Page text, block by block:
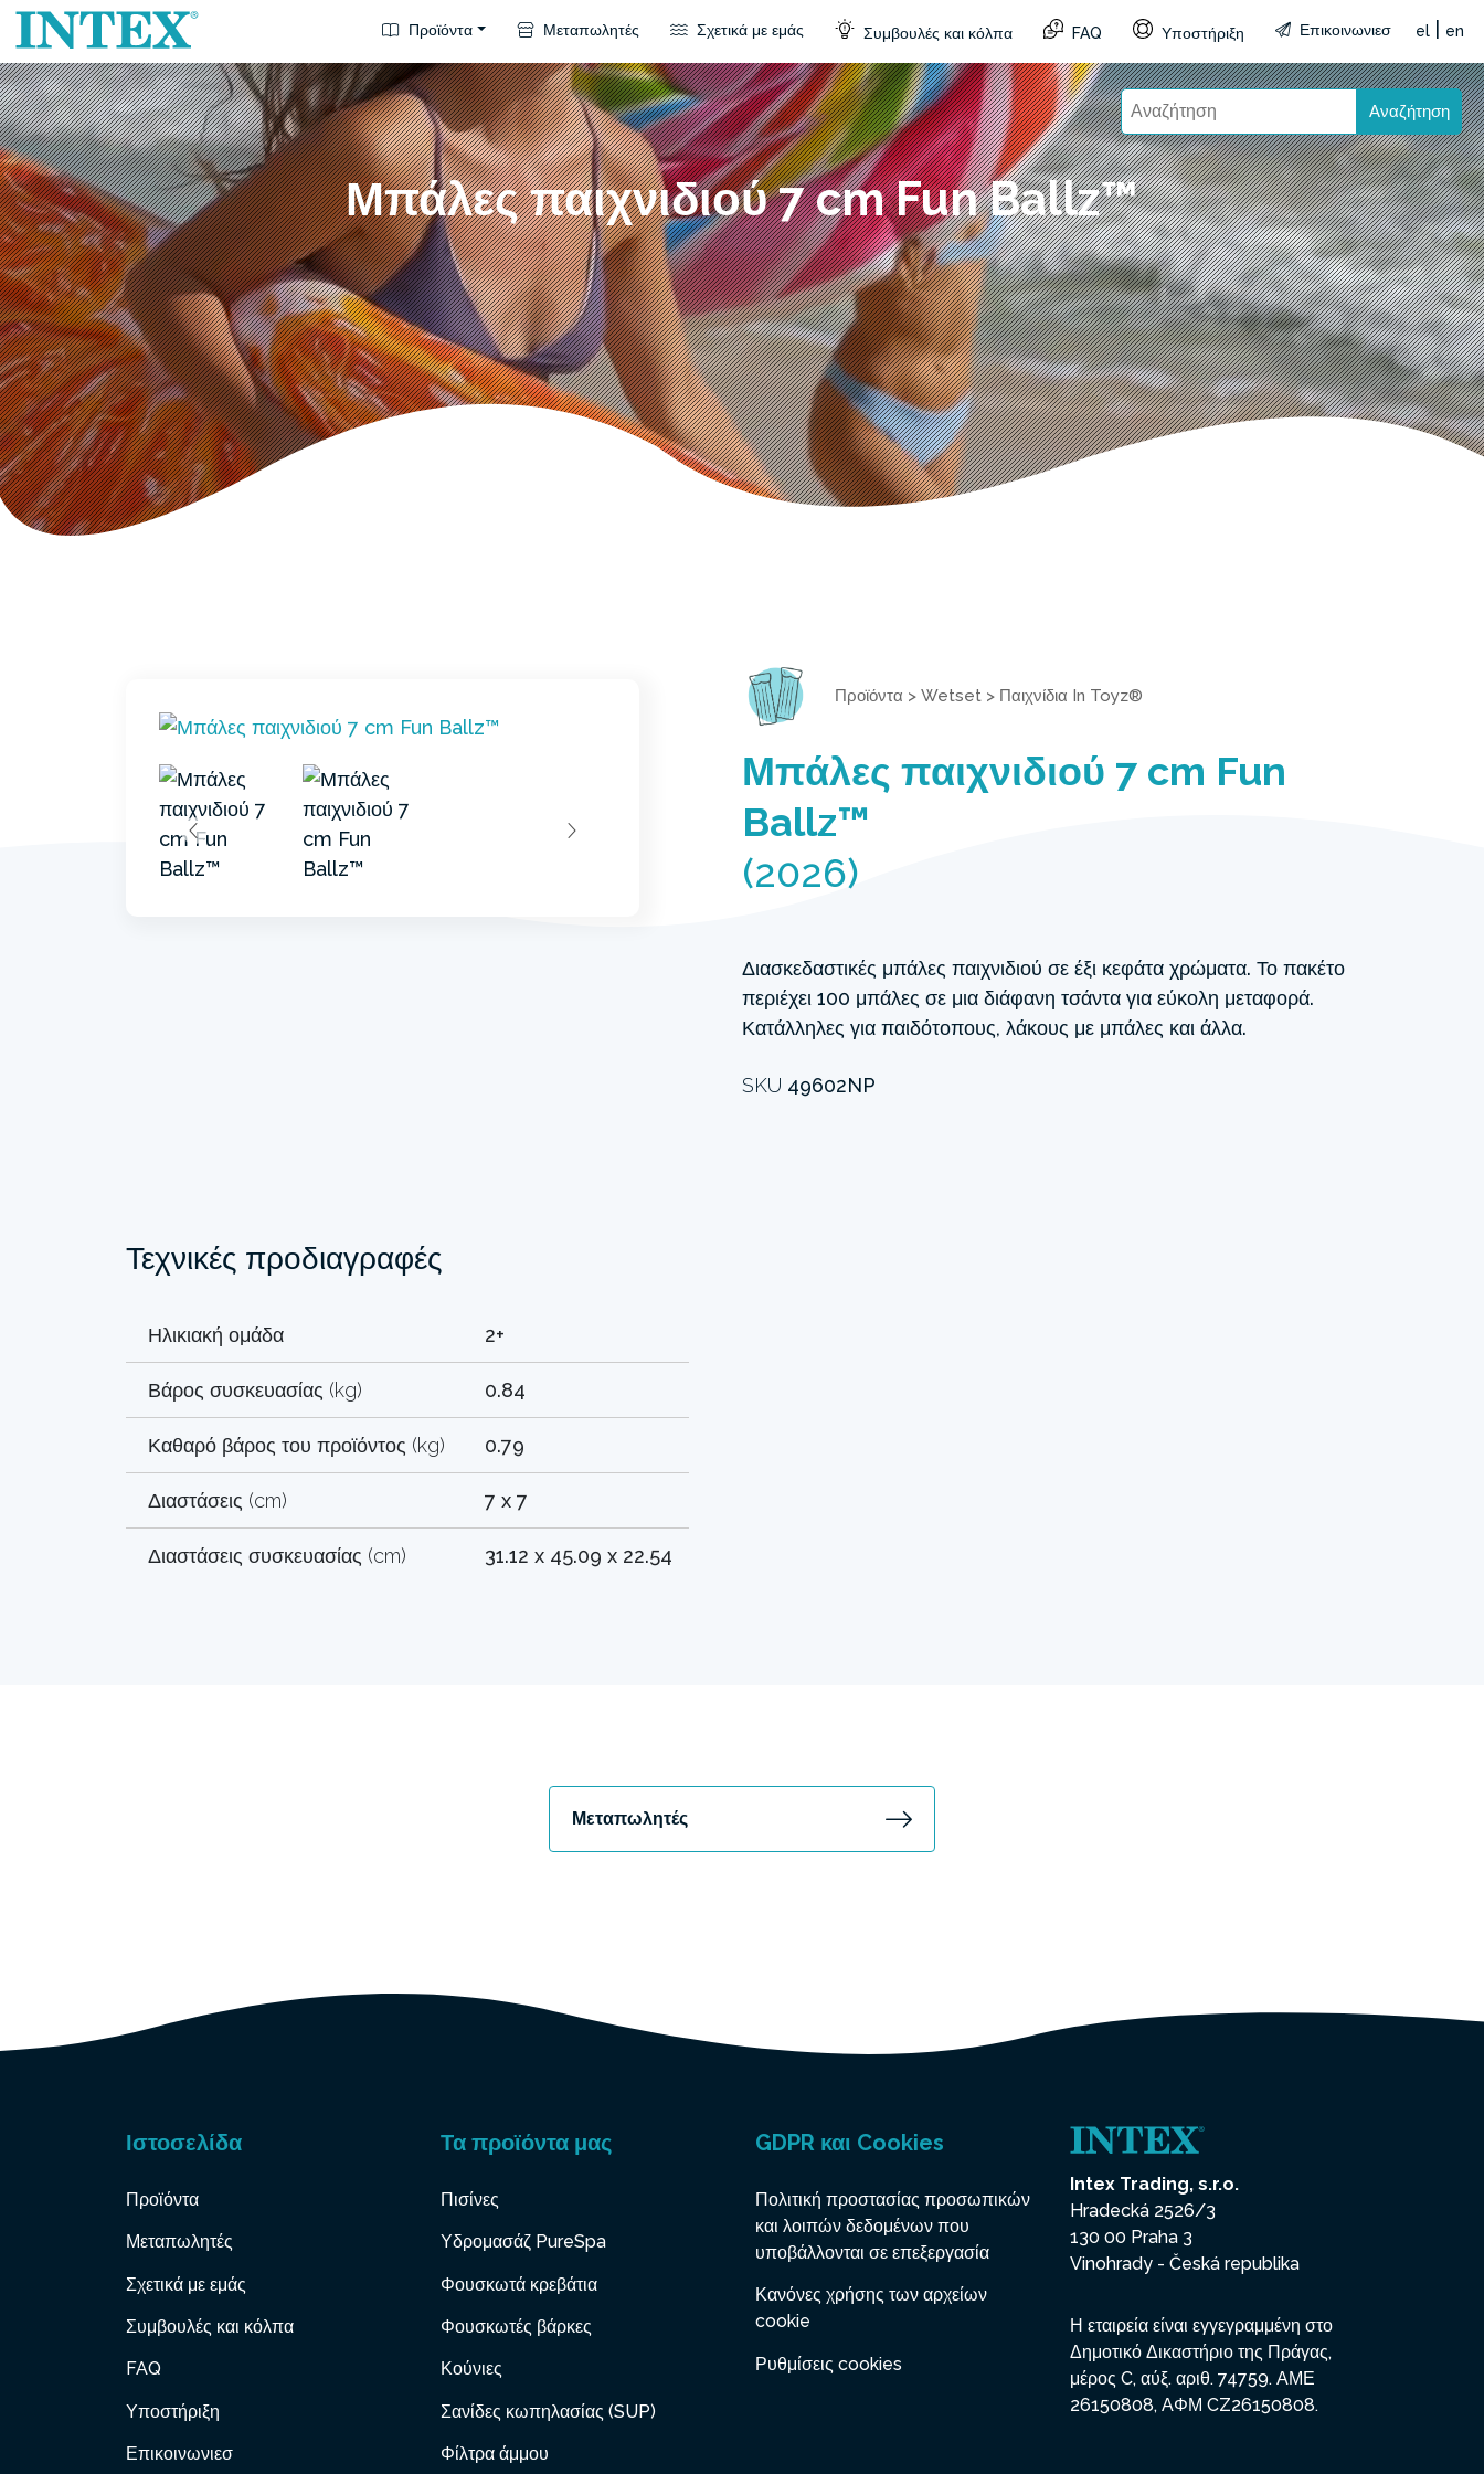
Προϊόντα Μεταπωλητές Σχετικά με εμάς Συμβουλές και κόλπα FAQ Υποστήριξη Επικοινωνιεσ el en
Αναζήτηση
Μπάλες παιχνιδιού 7 cm Fun Ballz™
Προϊόντα > Wetset > Παιχνίδια In Toyz®
Μπάλες παιχνιδιού 7 cm Fun
Ballz™
(2026)
Διασκεδαστικές μπάλες παιχνιδιού σε έξι κεφάτα χρώματα. Το πακέτο
περιέχει 100 μπάλες σε μια διάφανη τσάντα για εύκολη μεταφορά.
Κατάλληλες για παιδότοπους, λάκους με μπάλες και άλλα.
SKU 49602NP
Τεχνικές προδιαγραφές
Ηλικιακή ομάδα 2+
Βάρος συσκευασίας (kg) 0.84
Καθαρό βάρος του προϊόντος (kg) 0.79
Διαστάσεις (cm) 7 x 7
Διαστάσεις συσκευασίας (cm) 31.12 x 45.09 x 22.54
Μεταπωλητές
Ιστοσελίδα
Προϊόντα
Μεταπωλητές
Σχετικά με εμάς
Συμβουλές και κόλπα
FAQ
Υποστήριξη
Επικοινωνιεσ
Τα προϊόντα μας
Πισίνες
Υδρομασάζ PureSpa
Φουσκωτά κρεβάτια
Φουσκωτές βάρκες
Κούνιες
Σανίδες κωπηλασίας (SUP)
Φίλτρα άμμου
GDPR και Cookies
Πολιτική προστασίας προσωπικών
και λοιπών δεδομένων που
υποβάλλονται σε επεξεργασία
Κανόνες χρήσης των αρχείων
cookie
Ρυθμίσεις cookies
Intex Trading, s.r.o.
Hradecká 2526/3
130 00 Praha 3
Vinohrady - Česká republika
Η εταιρεία είναι εγγεγραμμένη στο
Δημοτικό Δικαστήριο της Πράγας,
μέρος C, αύξ. αριθ. 74759. ΑΜΕ
26150808, ΑΦΜ CZ26150808.